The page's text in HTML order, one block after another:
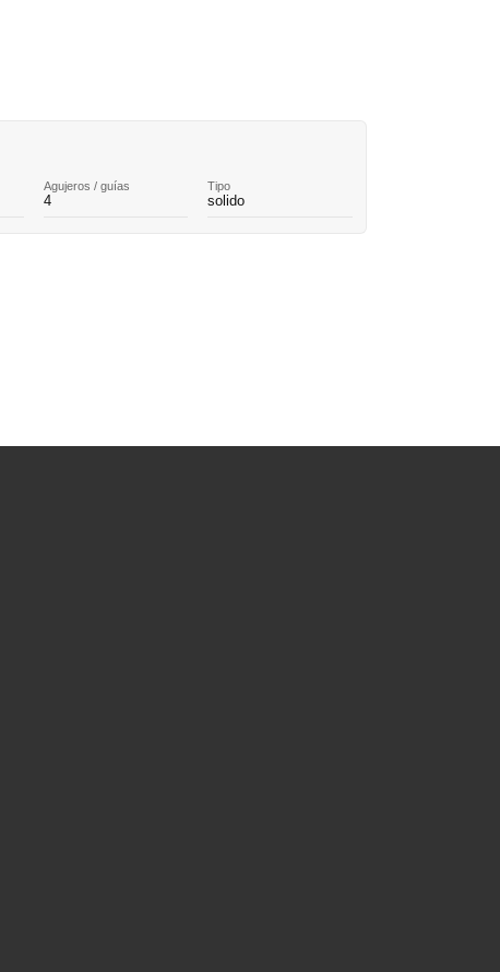
Agujeros / guías
4
Tipo
solido